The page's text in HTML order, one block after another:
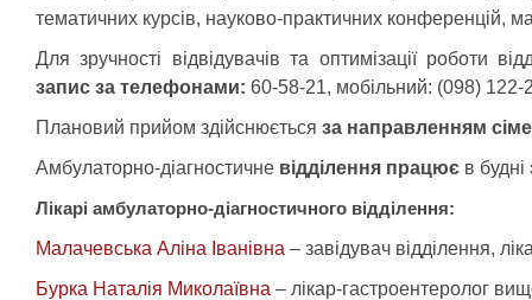
тематичних курсів, науково-практичних конференцій,
Для зручності відвідувачів та оптимізації роботи
запис за телефонами: 60-58-21, мобільний: (098)
Плановий прийом здійснюється за направленням
Амбулаторно-діагностичне відділення працює в будні
Лікарі амбулаторно-діагностичного відділення:
Малачевська Аліна Іванівна – завідувач відділення,
Бурка Наталія Миколаївна – лікар-гастроентеролог